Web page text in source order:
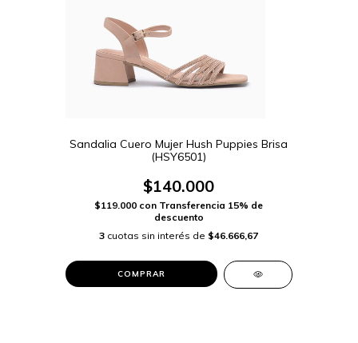
Sandalia Cuero Mujer Hush Puppies Brisa
(HSY6501)
$140.000
$119.000 con Transferencia 15% de
descuento
3 cuotas sin interés de $46.666,67
COMPRAR